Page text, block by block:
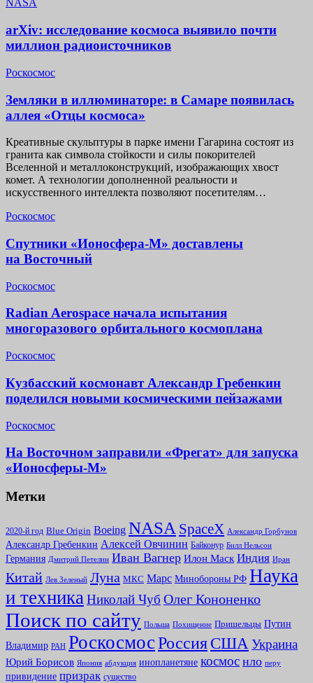
NASA
arXiv: исследование космоса выявило почти
миллион радиоисточников
Роскосмос
Земляки в иллюминаторе: в Самаре появилась
аллея «Отцы космоса»
Креативные скульптуры в парке имени Гагарина состоят из
гранита как символа стойкости и силы покорителей
Вселенной и металлоконструкций, изображающих хвост
комет. А технологии дополненной реальности и
искусственного интеллекта позволяют посетителям…
Роскосмос
Спутники «Ионосфера-М» доставлены
на Восточный
Роскосмос
Radian Aerospace начала испытания
многоразового орбитального космоплана
Роскосмос
Кузбасский космонавт Александр Гребенкин
поделился новыми космическими пейзажами
Роскосмос
На Восточном заправили «Фрегат» для запуска
«Ионосферы-М»
Метки
2020-й год Blue Origin Boeing NASA SpaceX Александр Горбунов
Александр Гребенкин Алексей Овчинин Байконур Билл Нельсон
Германия Дмитрий Петелин Иван Вагнер Илон Маск Индия Иран
Китай Лев Зеленый Луна МКС Марс Минoбороны РФ Наука
и техника Николай Чуб Олег Кононенко
Поиск по сайту Польша Похищение Пришельцы Путин
Владимир РАН РоскосмосРоссияСША Украина
Юрий Борисов Япония абдукция инопланетяне космос нло перу
привидение призрак существо